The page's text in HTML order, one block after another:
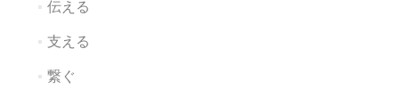
伝える
支える
繋ぐ